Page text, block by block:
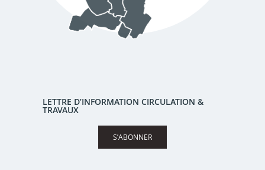
LETTRE D’INFORMATION CIRCULATION &
TRAVAUX
S’ABONNER